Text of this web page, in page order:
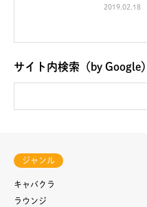
2019.02.18
サイト内検索（by Google）
ジャンル
キャバクラ
ラウンジ